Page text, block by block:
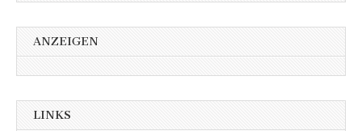
ANZEIGEN
LINKS